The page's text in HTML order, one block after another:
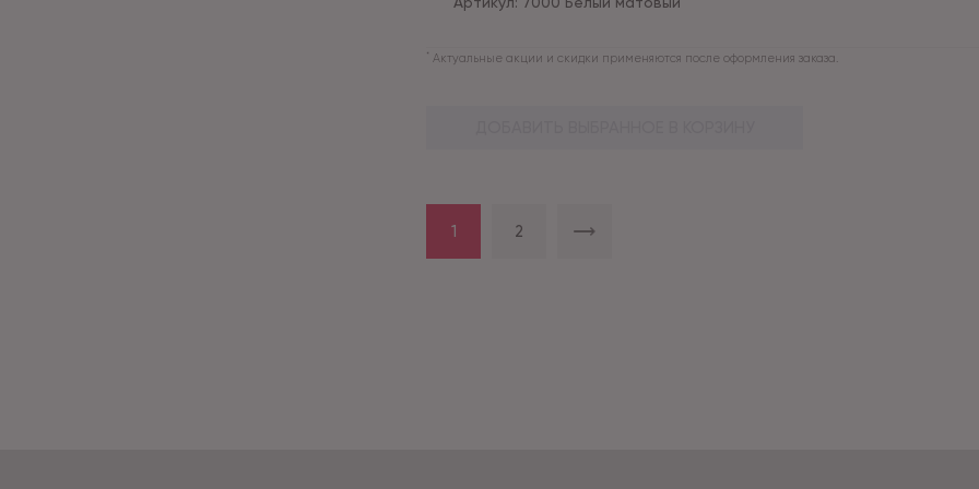
* Актуальные акции и скидки применяются после оформления заказа.
1 2